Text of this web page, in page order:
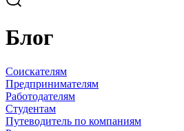
Блог
Соискателям
Предпринимателям
Работодателям
Студентам
Путеводитель по компаниям